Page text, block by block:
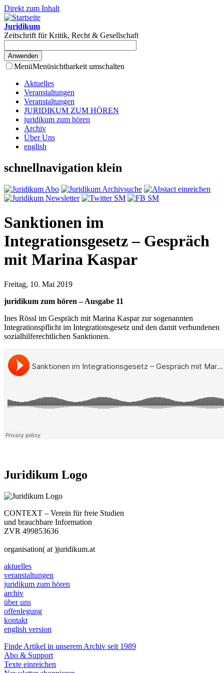
Direkt zum Inhalt
Juridikum
Zeitschrift für Kritik, Recht & Gesellschaft
MenüMenüsichtbarkeit umschalten
Aktuelles
Veranstaltungen
Veranstaltungen
JURIDIKUM ZUM HÖREN
juridikum zum hören
Archiv
Über Uns
english
schnellnavigation klein
Sanktionen im
Integrationsgesetz – Gespräch
mit Marina Kaspar
Freitag, 10. Mai 2019
juridikum zum hören – Ausgabe 11
Ines Rössl im Gespräch mit Marina Kaspar zur sogenannten
Integrationspflicht im Integrationsgesetz und den damit verbundenen
sozialhilferechtlichen Sanktionen.
Juridikum Logo
CONTEXT – Verein für freie Studien
und brauchbare Information
ZVR 499853636
organisation( at )juridikum.at
aktuelles
veranstaltungen
juridikum zum hören
archiv
über uns
offenlegung
kontakt
english version
Finde Artikel in unserem Archiv seit 1989
Abo & Support
Texte einreichen